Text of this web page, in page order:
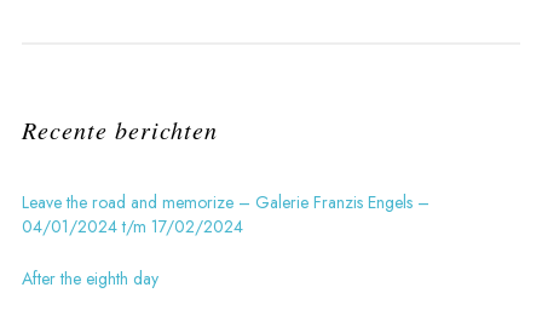
Recente berichten
Leave the road and memorize – Galerie Franzis Engels –
04/01/2024 t/m 17/02/2024
After the eighth day